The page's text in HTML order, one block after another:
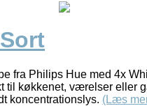
fra Philips Hue med 4x
til køkkenet, værelser eller
koncentrationslys. (Læs